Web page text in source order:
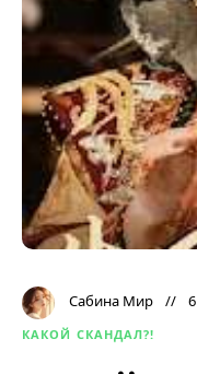
Сабина Мир
КАКОЙ СКАНДАЛ?!